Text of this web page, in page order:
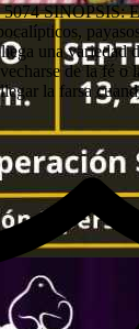
SINOPSIS:
una variedad
de la fé o
la farsa